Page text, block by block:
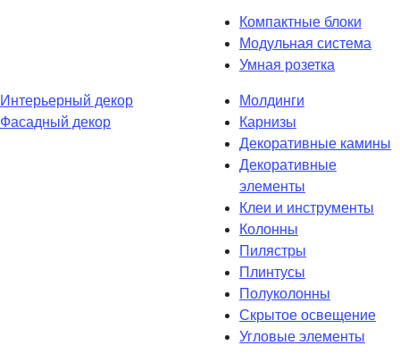
Компактные блоки
Модульная система
Умная розетка
Интерьерный декор
Фасадный декор
Молдинги
Карнизы
Декоративные камины
Декоративные
элементы
Клеи и инструменты
Колонны
Пилястры
Плинтусы
Полуколонны
Скрытое освещение
Угловые элементы